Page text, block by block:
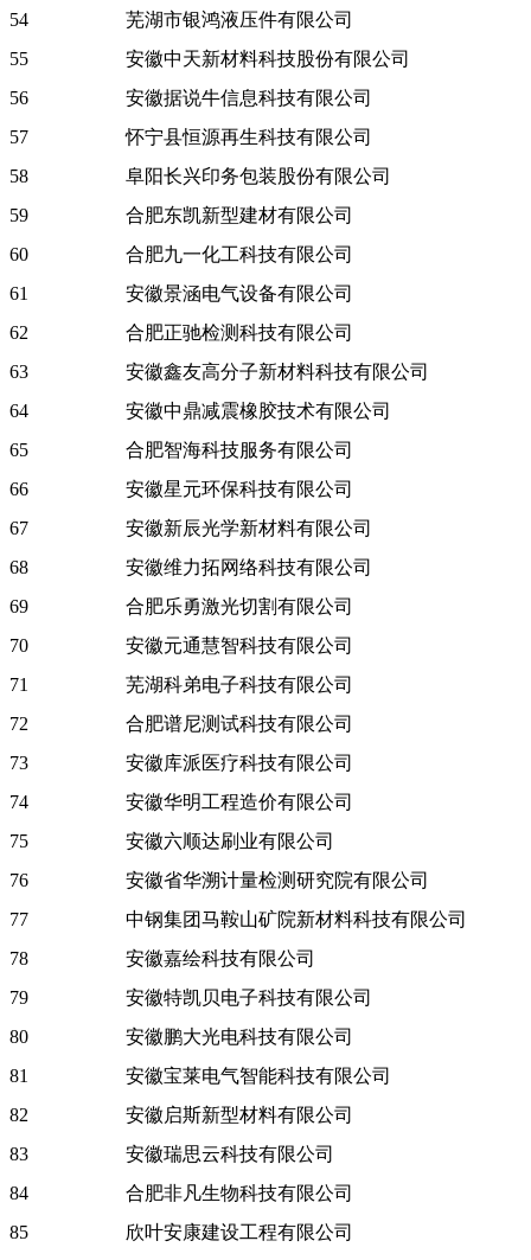
54
芜湖市银鸿液压件有限公司
55
安徽中天新材料科技股份有限公司
56
安徽据说牛信息科技有限公司
57
怀宁县恒源再生科技有限公司
58
阜阳长兴印务包装股份有限公司
59
合肥东凯新型建材有限公司
60
合肥九一化工科技有限公司
61
安徽景涵电气设备有限公司
62
合肥正驰检测科技有限公司
63
安徽鑫友高分子新材料科技有限公司
64
安徽中鼎减震橡胶技术有限公司
65
合肥智海科技服务有限公司
66
安徽星元环保科技有限公司
67
安徽新辰光学新材料有限公司
68
安徽维力拓网络科技有限公司
69
合肥乐勇激光切割有限公司
70
安徽元通慧智科技有限公司
71
芜湖科弟电子科技有限公司
72
合肥谱尼测试科技有限公司
73
安徽库派医疗科技有限公司
74
安徽华明工程造价有限公司
75
安徽六顺达刷业有限公司
76
安徽省华溯计量检测研究院有限公司
77
中钢集团马鞍山矿院新材料科技有限公司
78
安徽嘉绘科技有限公司
79
安徽特凯贝电子科技有限公司
80
安徽鹏大光电科技有限公司
81
安徽宝莱电气智能科技有限公司
82
安徽启斯新型材料有限公司
83
安徽瑞思云科技有限公司
84
合肥非凡生物科技有限公司
85
欣叶安康建设工程有限公司